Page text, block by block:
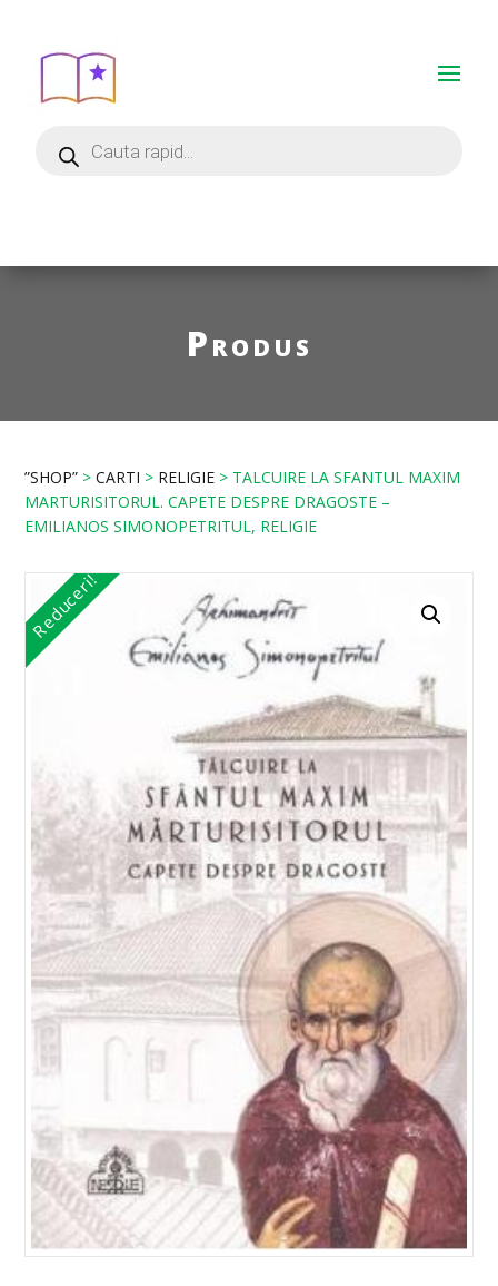
Produs
”SHOP” >CARTI > RELIGIE > TALCUIRE LA SFANTUL MAXIM
MARTURISITORUL. CAPETE DESPRE DRAGOSTE –
EMILIANOS SIMONOPETRITUL, RELIGIE
Reduceri!